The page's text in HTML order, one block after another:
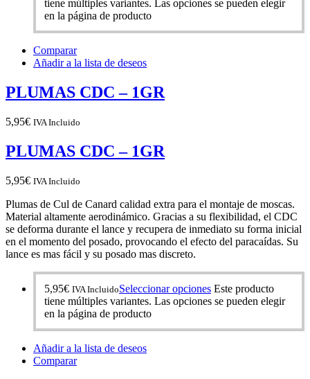
tiene múltiples variantes. Las opciones se pueden elegir
en la página de producto
Comparar
Añadir a la lista de deseos
PLUMAS CDC – 1GR
5,95€ IVA Incluido
PLUMAS CDC – 1GR
5,95€ IVA Incluido
Plumas de Cul de Canard calidad extra para el montaje de moscas.
Material altamente aerodinámico. Gracias a su flexibilidad, el CDC
se deforma durante el lance y recupera de inmediato su forma inicial
en el momento del posado, provocando el efecto del paracaídas. Su
lance es mas fácil y su posado mas discreto.
5,95€ IVA IncluidoSeleccionar opciones Este producto
tiene múltiples variantes. Las opciones se pueden elegir
en la página de producto
Añadir a la lista de deseos
Comparar